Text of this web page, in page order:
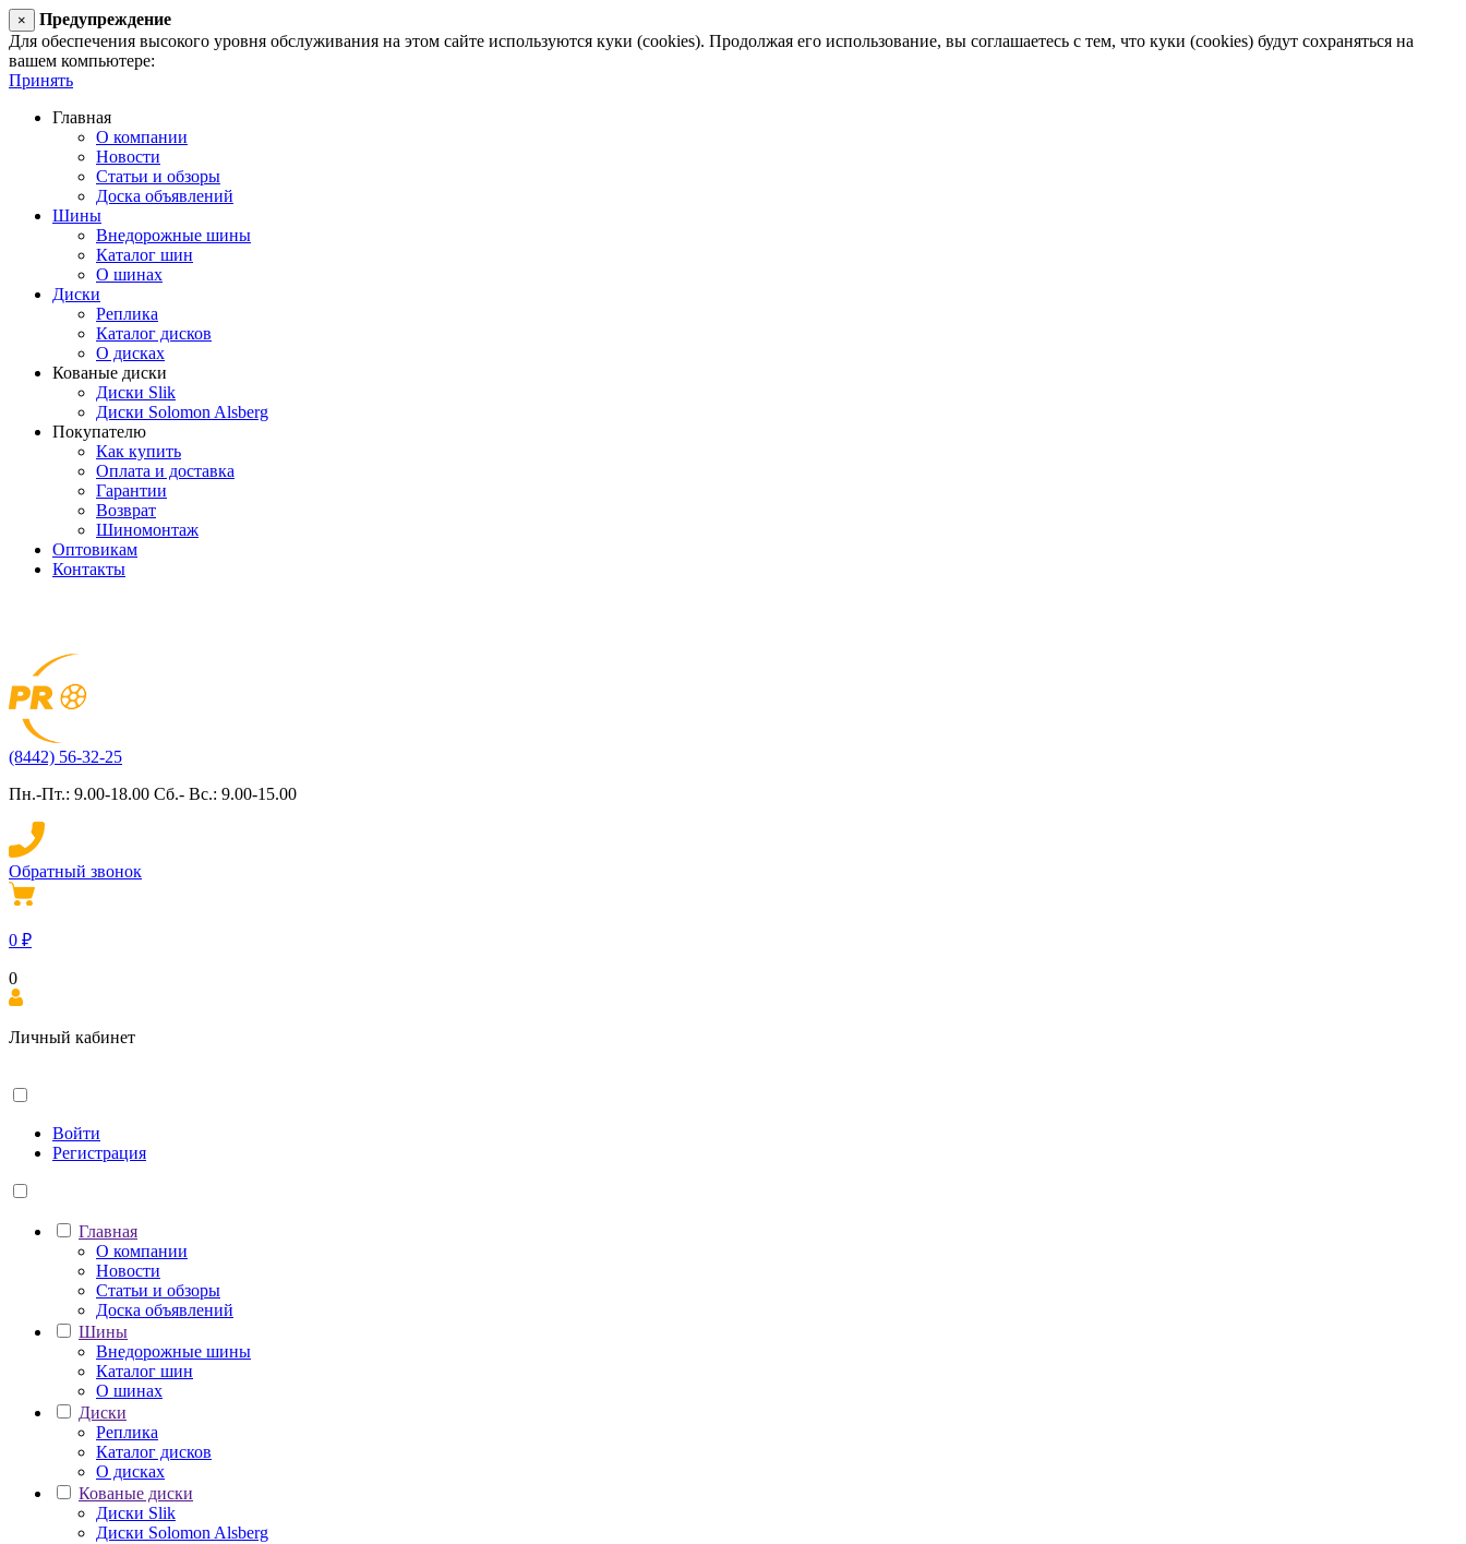
×
Предупреждение
Для обеспечения высокого уровня обслуживания на этом сайте используются куки (cookies). Продолжая его использование, вы соглашаетесь с тем, что куки (cookies) будут сохраняться на
вашем компьютере:
Принять
Главная
О компании
Новости
Статьи и обзоры
Доска объявлений
Шины
Внедорожные шины
Каталог шин
О шинах
Диски
Реплика
Каталог дисков
О дисках
Кованые диски
Диски Slik
Диски Solomon Alsberg
Покупателю
Как купить
Оплата и доставка
Гарантии
Возврат
Шиномонтаж
Оптовикам
Контакты
(8442) 56-32-25
Пн.-Пт.: 9.00-18.00 Сб.- Вс.: 9.00-15.00
Обратный звонок
0 ₽
0
Личный кабинет
Войти
Регистрация
Главная
О компании
Новости
Статьи и обзоры
Доска объявлений
Шины
Внедорожные шины
Каталог шин
О шинах
Диски
Реплика
Каталог дисков
О дисках
Кованые диски
Диски Slik
Диски Solomon Alsberg